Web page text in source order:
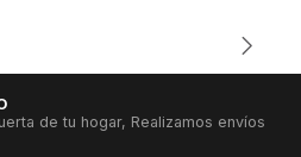
de tu hogar, Realizamos envíos